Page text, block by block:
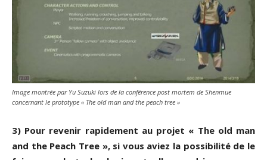
Image montrée par Yu Suzuki lors de la conférence post mortem de Shenmue
concernant le prototype « The old man and the peach tree »
3) Pour revenir rapidement au projet « The old man
and the Peach Tree », si vous aviez la possibilité de le